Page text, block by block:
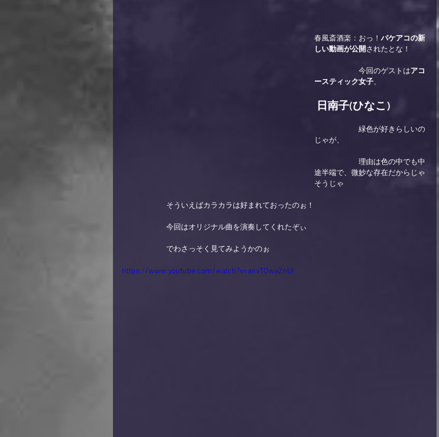
春風斎酒楽：おっ！ バケアコの新
しい動画が公開 されたとな！
今回のゲストはアコ
ースティック女子、
日南子(ひなこ)
緑色が好きらしいの
じゃが、
理由は色の中でも中
途半端で、微妙な存在だからじゃ
そうじゃ
そういえばカラカラは好まれておったのぉ！
今回はオリジナル曲を演奏してくれたぞぃ
でわさっそく見てみようかのぉ
https://www.youtube.com/watch?v=anvTOwaZnUI